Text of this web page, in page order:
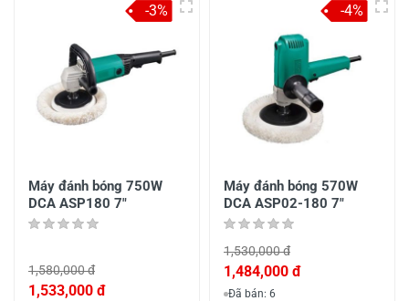
Máy đánh bóng 750W
DCA ASP180 7"
1,580,000 đ
1,533,000 đ
-3%
Máy đánh bóng 570W
DCA ASP02-180 7"
1,530,000 đ
1,484,000 đ
Đã bán: 6
-4%